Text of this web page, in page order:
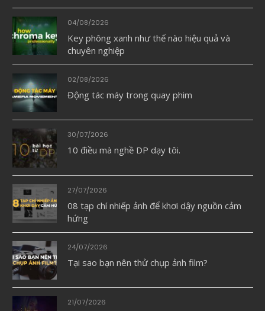
04/08/2026
Key phông xanh như thế nào hiệu quả và
chuyên nghiệp
02/08/2026
Động tác máy trong quay phim
30/07/2026
10 điều mà nghề DP dạy tôi.
27/07/2026
08 tạp chí nhiếp ảnh để khơi dậy nguồn cảm
hứng
24/07/2026
Tại sao bạn nên thử chụp ảnh film?
21/07/2026